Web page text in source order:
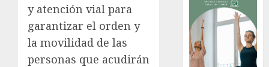
y atención vial para
garantizar el orden y
la movilidad de las
personas que acudirán